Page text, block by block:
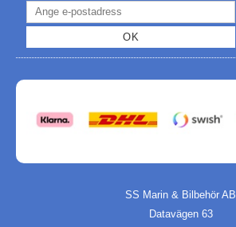
OK
SS Marin & Bilbehör AB
Datavägen 63